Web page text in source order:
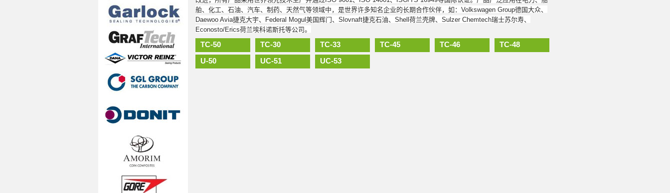
舶、化工、石油、汽车、制药、天然气等领域中，是世界许多知名企业的长期合作伙伴，如：Volkswagen Group德国大众、
Daewoo Avia捷克大宇、Federal Mogul美国辉门、Slovnaft捷克石油、Shell荷兰壳牌、Sulzer Chemtech瑞士苏尔寿、
Econosto/Erics荷兰埃科诺斯托等公司。
TC-50 TC-30 TC-33 TC-45 TC-46
TC-48
U-50
UC-51 UC-53